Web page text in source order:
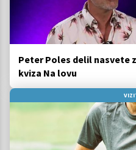
Peter Poles delil nasvete
kviza Na lovu